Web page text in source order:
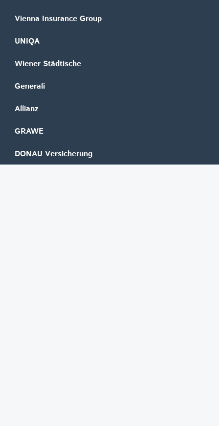
Vienna Insurance Group
UNIQA
Wiener Städtische
Generali
Allianz
GRAWE
DONAU Versicherung